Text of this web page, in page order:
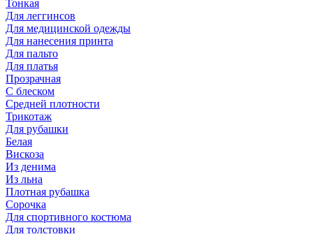
Тонкая
Для леггинсов
Для медицинской одежды
Для нанесения принта
Для пальто
Для платья
Прозрачная
С блеском
Средней плотности
Трикотаж
Для рубашки
Белая
Вискоза
Из денима
Из льна
Плотная рубашка
Сорочка
Для спортивного костюма
Для толстовки